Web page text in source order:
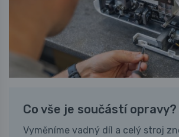
Co vše je součástí opravy?
Vyměníme vadný díl a celý stroj